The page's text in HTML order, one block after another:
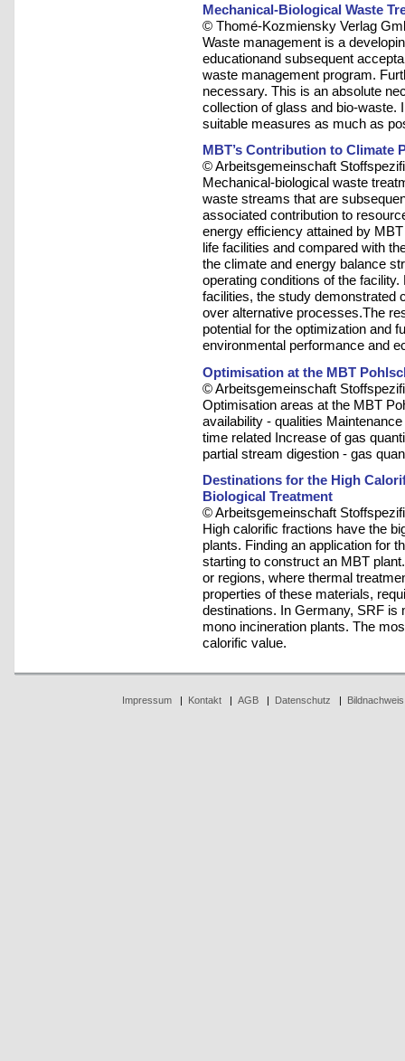
Mechanical-Biological Waste
© Thomé-Kozmiensky Verlag
Waste management is a
educationand subsequent
waste management program.
necessary. This is an absolute
collection of glass and bio-waste.
suitable measures as much as
MBT’s Contribution to Climate
© Arbeitsgemeinschaft
Mechanical-biological waste
waste streams that are
associated contribution to
energy efficiency attained by
life facilities and compared with
the climate and energy balance
operating conditions of the
facilities, the study demonstrated
over alternative processes.The
potential for the optimization and
environmental performance and
Optimisation at the MBT
© Arbeitsgemeinschaft
Optimisation areas at the MBT
availability - qualities
time related Increase of gas
partial stream digestion - gas
Destinations for the High
Biological Treatment
© Arbeitsgemeinschaft
High calorific fractions have the
plants. Finding an application for
starting to construct an MBT
or regions, where thermal
properties of these materials,
destinations. In Germany, SRF
mono incineration plants. The
calorific value.
Impressum| Kontakt| AGB| Datenschutz Bildnachweis